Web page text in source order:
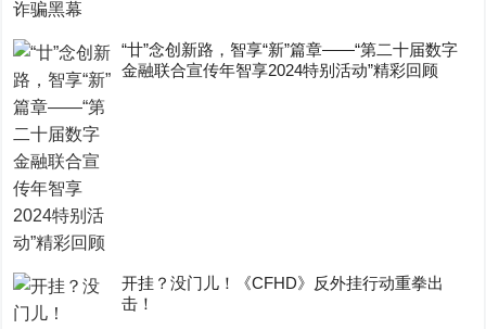
“廿”念创新路，智享“新”篇章——“第二十届数字
金融联合宣传年智享2024特别活动”精彩回顾
开挂？没门儿！《CFHD》反外挂行动重拳出
击！